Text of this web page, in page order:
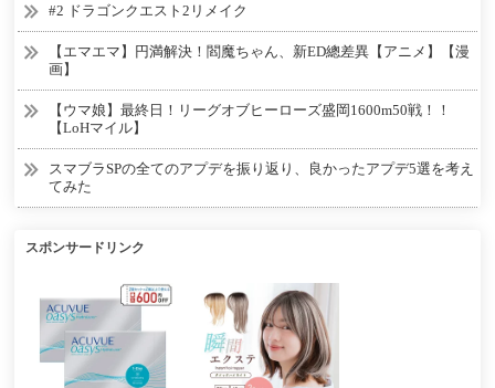
#2 ドラゴンクエスト2リメイク
【エマエマ】円満解決！閻魔ちゃん、新ED總差異【アニメ】【漫
画】
【ウマ娘】最終日！リーグオブヒーローズ盛岡1600m50戦！！
【LoHマイル】
スマブラSPの全てのアプデを振り返り、良かったアプデ5選を考え
てみた
スポンサードリンク